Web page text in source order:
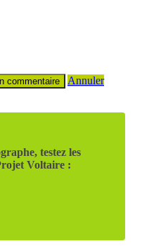
Annuler
testez les
Voltaire :